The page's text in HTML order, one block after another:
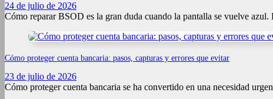
24 de julio de 2026
Cómo reparar BSOD es la gran duda cuando la pantalla se vuelve
Cómo proteger cuenta bancaria: pasos, capturas y errores que evitar
23 de julio de 2026
Cómo proteger cuenta bancaria se ha convertido en una necesidad